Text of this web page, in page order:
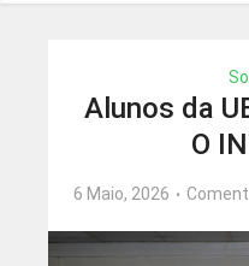
Alunos da
O
6 Maio, 2026